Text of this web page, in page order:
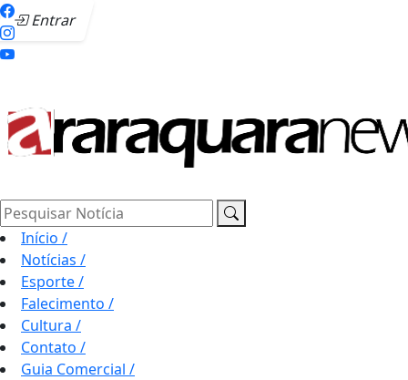
Entrar
Pesquisar Notícia
Início /
Notícias /
Esporte/
Falecimento /
Cultura /
Contato /
Guia Comercial /